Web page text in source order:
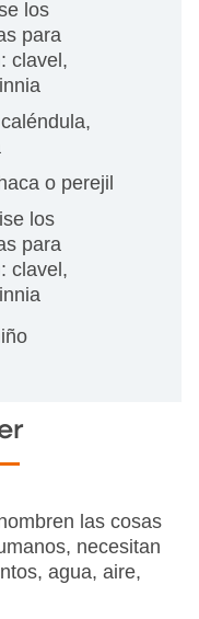
los
para
clavel,
o perejil
los
para
clavel,
las cosas
necesitan
agua, aire,